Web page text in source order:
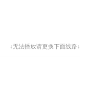
↓无法播放请更换下面线路↓